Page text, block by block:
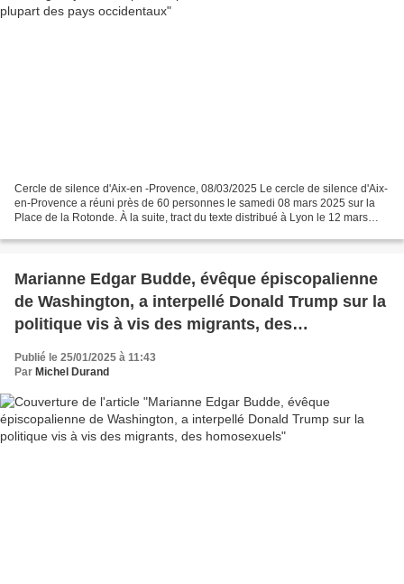
Cercle de silence d'Aix-en -Provence, 08/03/2025 Le cercle de silence d'Aix-
en-Provence a réuni près de 60 personnes le samedi 08 mars 2025 sur la
Place de la Rotonde. À la suite, tract du texte distribué à Lyon le 12 mars
Marianne Edgar Budde, évêque épiscopalienne
de Washington, a interpellé Donald Trump sur la
politique vis à vis des migrants, des
Publié le 25/01/2025 à 11:43
Par Michel Durand